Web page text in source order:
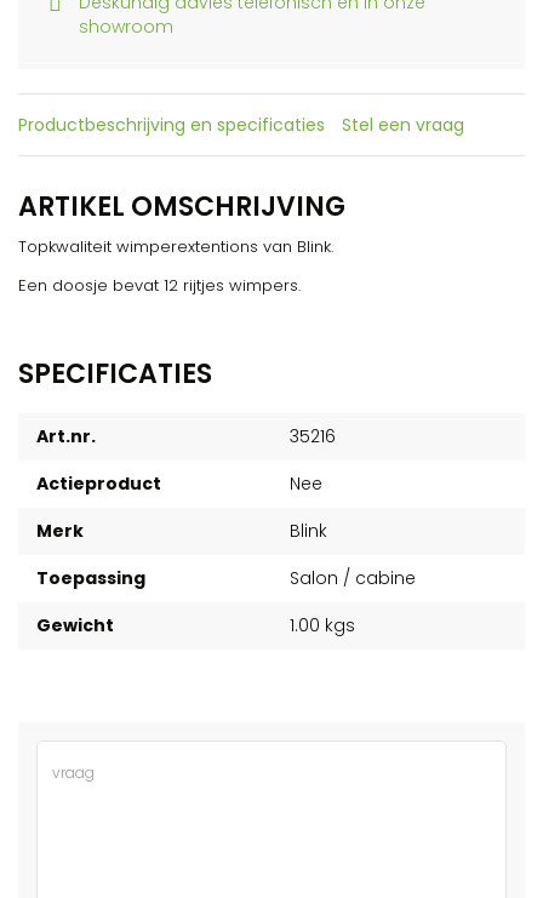
showroom
Productbeschrijving en specificaties Stel een vraag
ARTIKEL OMSCHRIJVING
Topkwaliteit wimperextentions van Blink.
Een doosje bevat 12 rijtjes wimpers.
SPECIFICATIES
Art.nr.
35216
Actieproduct
Nee
Merk
Blink
Toepassing
Salon / cabine
Gewicht
1.00 kgs